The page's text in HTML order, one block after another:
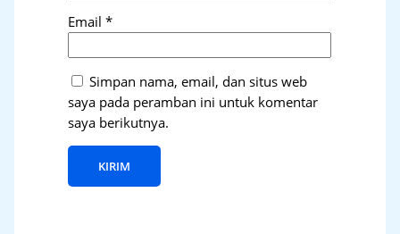
Email*
Simpan nama, email, dan situs web
saya pada peramban ini untuk komentar
saya berikutnya.